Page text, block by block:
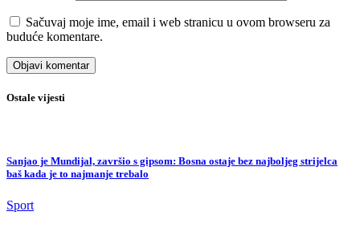
Sačuvaj moje ime, email i web stranicu u ovom browseru za
buduće komentare.
Ostale vijesti
Sanjao je Mundijal, završio s gipsom: Bosna ostaje bez najboljeg strijelca
baš kada je to najmanje trebalo
Sport